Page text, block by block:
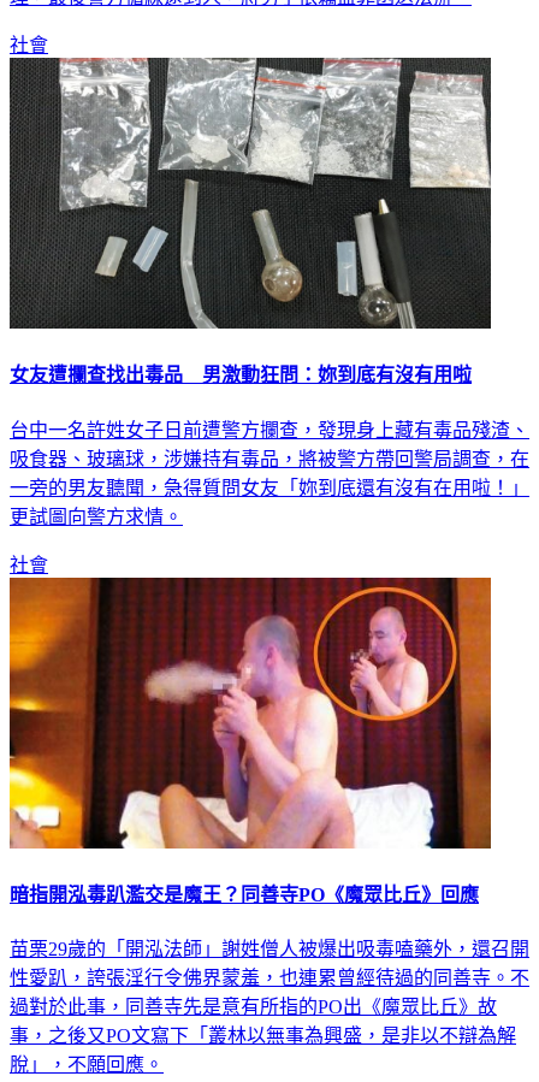
社會
女友遭攔查找出毒品 男激動狂問：妳到底有沒有用啦
台中一名許姓女子日前遭警方攔查，發現身上藏有毒品殘渣、
吸食器、玻璃球，涉嫌持有毒品，將被警方帶回警局調查，在
一旁的男友聽聞，急得質問女友「妳到底還有沒有在用啦！」
更試圖向警方求情。
社會
暗指開泓毒趴濫交是魔王？同善寺PO《魔眾比丘》回應
苗栗29歲的「開泓法師」謝姓僧人被爆出吸毒嗑藥外，還召開
性愛趴，誇張淫行令佛界蒙羞，也連累曾經待過的同善寺。不
過對於此事，同善寺先是意有所指的PO出《魔眾比丘》故
事，之後又PO文寫下「叢林以無事為興盛，是非以不辯為解
脫」，不願回應。